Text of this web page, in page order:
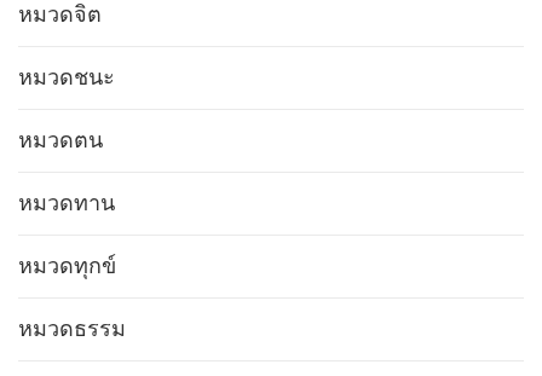
หมวดจิต
หมวดชนะ
หมวดตน
หมวดทาน
หมวดทุกข์
หมวดธรรม